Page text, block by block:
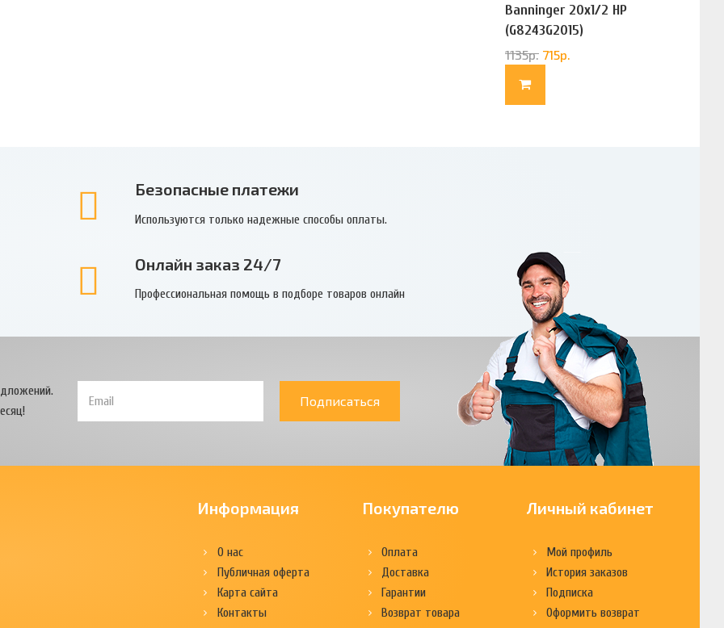
Banninger 20х1/2 НР
(G8243G2015)
1135р. 715р.
Безопасные платежи
Используются только надежные способы оплаты.
Онлайн заказ 24/7
Профессиональная помощь в подборе товаров онлайн
Подписаться
Информация
О нас
Публичная оферта
Карта сайта
Контакты
Покупателю
Оплата
Доставка
Гарантии
Возврат товара
Личный кабинет
Мой профиль
История заказов
Подписка
Оформить возврат